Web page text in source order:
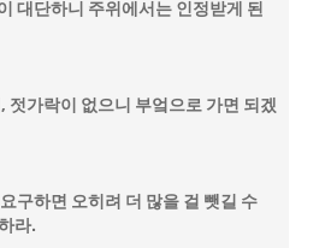
대단하니 주위에서는 인정받게 된
젓가락이 없으니 부엌으로 가면 되겠
구하면 오히려 더 많을 걸 뺏길 수
라.